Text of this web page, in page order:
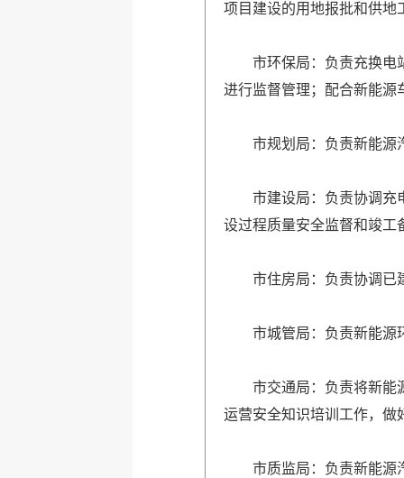
项目建设的用地报批和供地
市环保局：负责充换电站
进行监督管理；配合新能源
市规划局：负责新能源汽
市建设局：负责协调充电
设过程质量安全监督和竣工
市住房局：负责协调已建
市城管局：负责新能源环
市交通局：负责将新能源
运营安全知识培训工作，做
市质监局：负责新能源汽